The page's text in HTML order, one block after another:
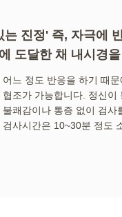
는 진정' 즉, 자극에
도달한 채 내시경
어느 정도 반응을 하기 때
협조가 가능합니다. 정신이
불쾌감이나 통증 없이 검
사시간은 10~30분 정도